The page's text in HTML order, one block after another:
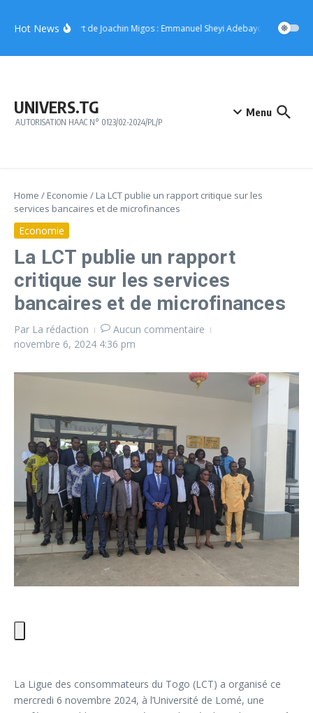
Hot NewsConcert de Joachin Migos : Emmanuel Sheyi Adebayor offre 10
UNIVERS.TG
AUTORISATION HAAC N° 0123/02-2024/PL/P
Menu
Home / Economie / La LCT publie un rapport critique sur les
services bancaires et de microfinances
Economie
La LCT publie un rapport
critique sur les services
bancaires et de microfinances
Par La rédaction
Aucun commentaire
novembre 6, 2024 4:36 pm
La Ligue des consommateurs du Togo (LCT) a organisé ce
mercredi 6 novembre 2024, à l’Université de Lomé, une